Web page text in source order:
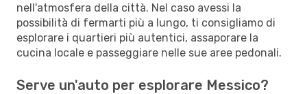
nell'atmosfera della città. Nel caso avessi la
possibilità di fermarti più a lungo, ti consigliamo di
esplorare i quartieri più autentici, assaporare la
cucina locale e passeggiare nelle sue aree pedonali.
Serve un'auto per esplorare Messico?